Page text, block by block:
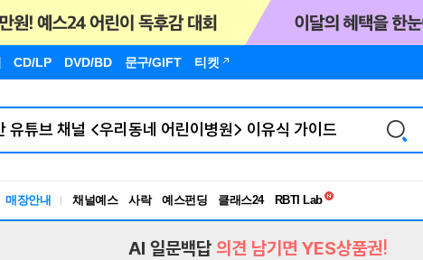
CD/LP DVD/BD 문구/GIFT 티켓
매장안내 채널예스 사락 예스펀딩 클래스24
RBTI Lab
독서유형검사
AI 일문백답 의견 남기면 YES상품권!